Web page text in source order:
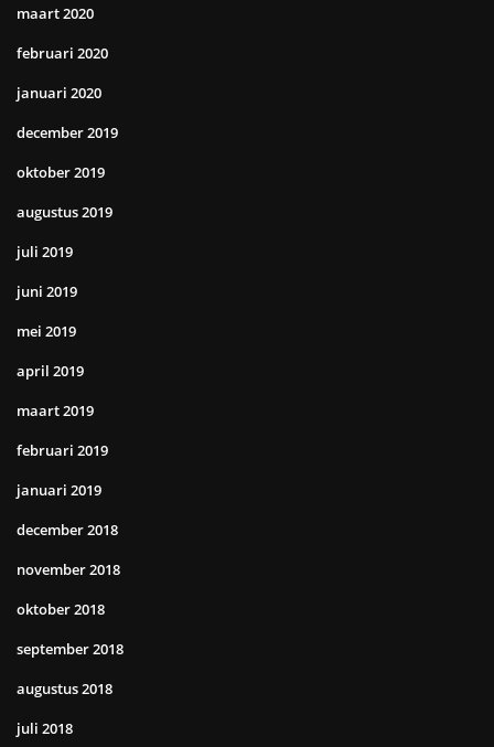
maart 2020
februari 2020
januari 2020
december 2019
oktober 2019
augustus 2019
juli 2019
juni 2019
mei 2019
april 2019
maart 2019
februari 2019
januari 2019
december 2018
november 2018
oktober 2018
september 2018
augustus 2018
juli 2018